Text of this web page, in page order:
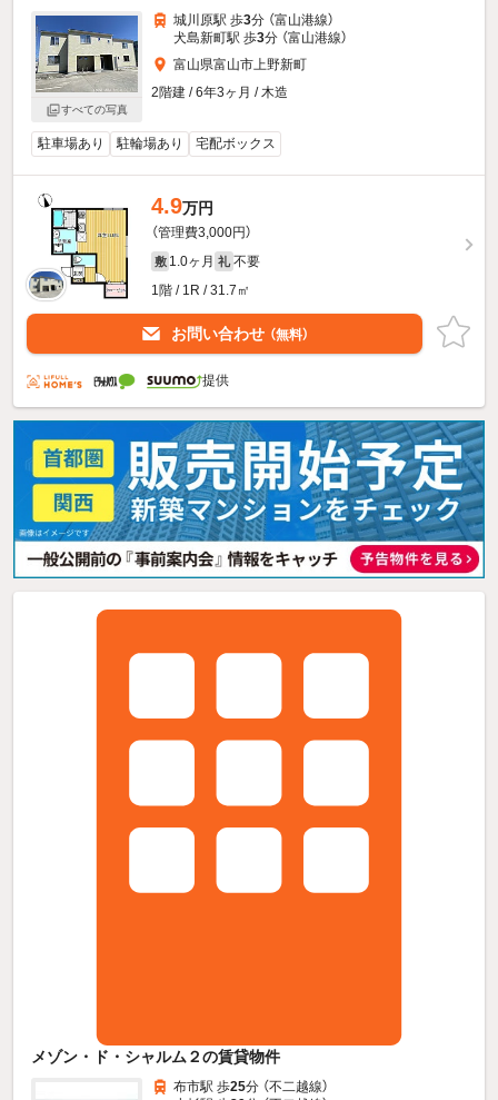
すべての写真
城川原駅 歩3分 （富山港線）
犬島新町駅 歩3分 （富山港線）
富山県富山市上野新町
2階建 / 6年3ヶ月 / 木造
駐車場あり 駐輪場あり 宅配ボックス
4.9万円
（管理費3,000円）
敷 1.0ヶ月 礼 不要
1階 / 1R / 31.7㎡
お問い合わせ （無料）
提供
メゾン・ド・シャルム２の賃貸物件
布市駅 歩25分 （不二越線）